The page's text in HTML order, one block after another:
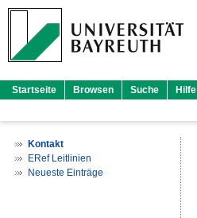
Startseite Browsen Suche Hilfe
Kontakt
ERef Leitlinien
Neueste Einträge